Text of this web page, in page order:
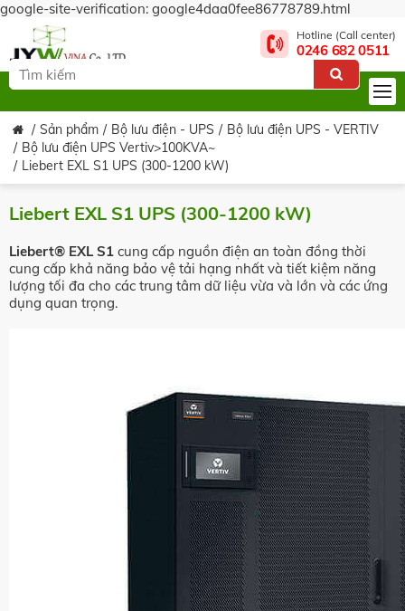
google-site-verification: google4daa0fee86778789.html
Hotline (Call center)
0246 682 0511
Sản phẩm Bộ lưu điện - UPS
Bộ lưu điện UPS - VERTIV
Bộ lưu điện UPS Vertiv>100KVA~
Liebert EXL S1 UPS (300-1200 kW)
Liebert EXL S1 UPS (300-1200 kW)
Liebert® EXL S1 cung cấp nguồn điện an toàn đồng thời
cung cấp khả năng bảo vệ tải hạng nhất và tiết kiệm năng
lượng tối đa cho các trung tâm dữ liệu vừa và lớn và các ứng
dụng quan trọng.